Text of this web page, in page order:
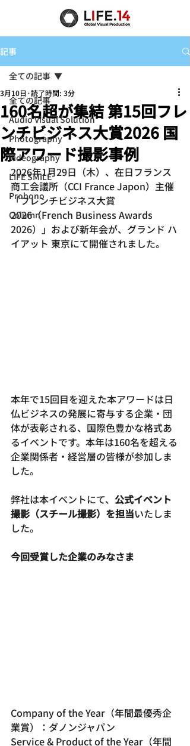
記事
全ての記事
Audio Visual Solution
Photography
Videography
LIFE SMILE
Probono
Column
全ての記事
160名超が集結 第15回フレ
ンチビジネス大賞2026 国
際アワード撮影事例
3月10日 読了時間: 3分
2026年1月29日（木）、在日フランス
商工会議所（CCI France Japon）主催
「フレンチビジネス大賞
2026（French Business Awards
2026）」および新年会が、グランド ハ
イアット 東京にて開催されました。
本年で15回目を迎えた本アワードは日
仏ビジネスの発展に寄与する企業・団
体が表彰される、国際色豊かな格式あ
るイベントです。本年は160名を超える
企業関係者・経営層の皆様が参加しま
した。
弊社は本イベントにて、 公式イベント
撮影（スチール撮影）を担当いたしま
した。
今回受賞した企業のみなさま
Company of the Year（年間最優秀企
業賞）：ダノンジャパン
Service & Product of the Year（年間